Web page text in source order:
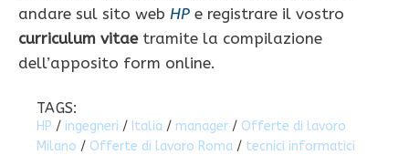
andare sul sito web HP e registrare il vostro
curriculum vitaetramite la compilazione
dell’apposito form online.
TAGS:
HP / ingegneri / Italia / manager / Offerte di lavoro
Milano / Offerte di lavoro Roma / tecnici informatici